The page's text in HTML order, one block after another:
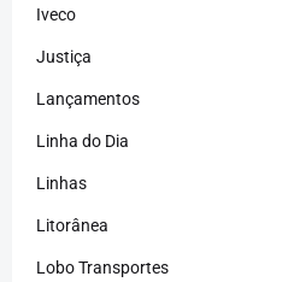
Iveco
Justiça
Lançamentos
Linha do Dia
Linhas
Litorânea
Lobo Transportes